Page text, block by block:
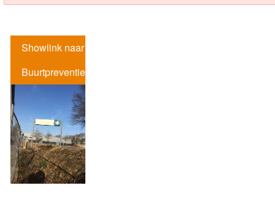
Showlink naar
Buurtpreventie